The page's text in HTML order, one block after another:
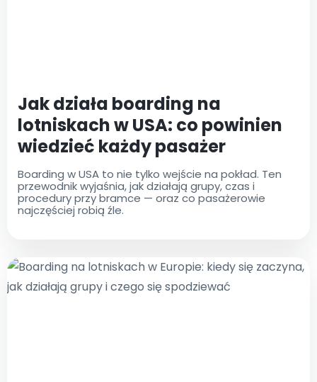
Jak działa boarding na
lotniskach w USA: co powinien
wiedzieć każdy pasażer
Boarding w USA to nie tylko wejście na pokład. Ten
przewodnik wyjaśnia, jak działają grupy, czas i
procedury przy bramce — oraz co pasażerowie
najczęściej robią źle.